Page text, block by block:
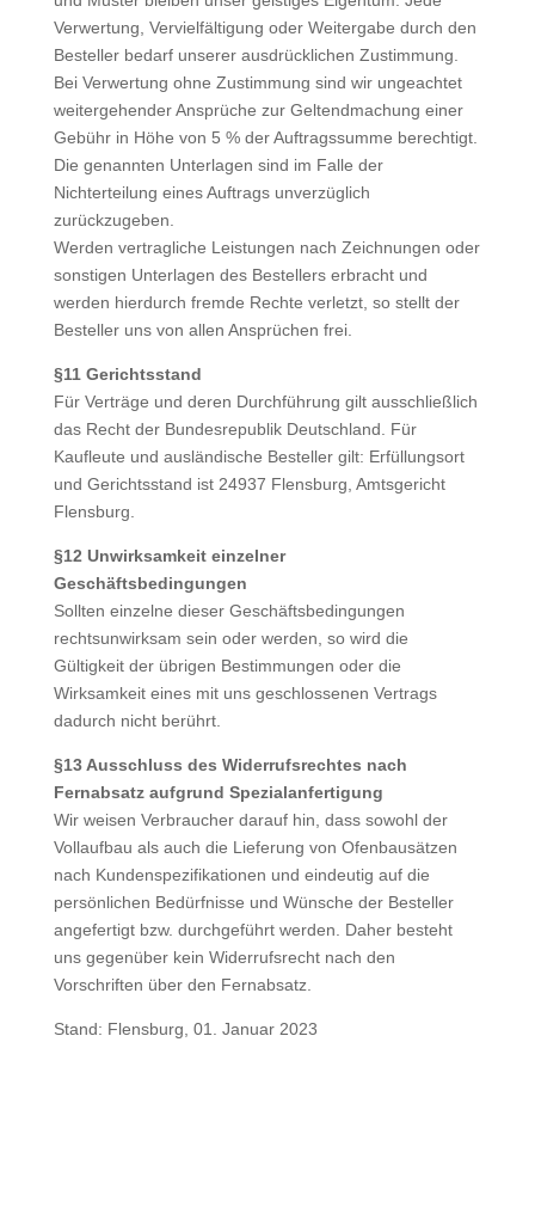
Verwertung, Vervielfältigung oder Weitergabe durch den
Besteller bedarf unserer ausdrücklichen Zustimmung.
Bei Verwertung ohne Zustimmung sind wir ungeachtet
weitergehender Ansprüche zur Geltendmachung einer
Gebühr in Höhe von 5 % der Auftragssumme berechtigt.
Die genannten Unterlagen sind im Falle der
Nichterteilung eines Auftrags unverzüglich
zurückzugeben.
Werden vertragliche Leistungen nach Zeichnungen oder
sonstigen Unterlagen des Bestellers erbracht und
werden hierdurch fremde Rechte verletzt, so stellt der
Besteller uns von allen Ansprüchen frei.
§11 Gerichtsstand
Für Verträge und deren Durchführung gilt ausschließlich
das Recht der Bundesrepublik Deutschland. Für
Kaufleute und ausländische Besteller gilt: Erfüllungsort
und Gerichtsstand ist 24937 Flensburg, Amtsgericht
Flensburg.
§12 Unwirksamkeit einzelner
Geschäftsbedingungen
Sollten einzelne dieser Geschäftsbedingungen
rechtsunwirksam sein oder werden, so wird die
Gültigkeit der übrigen Bestimmungen oder die
Wirksamkeit eines mit uns geschlossenen Vertrags
dadurch nicht berührt.
§13 Ausschluss des Widerrufsrechtes nach
Fernabsatz aufgrund Spezialanfertigung
Wir weisen Verbraucher darauf hin, dass sowohl der
Vollaufbau als auch die Lieferung von Ofenbausätzen
nach Kundenspezifikationen und eindeutig auf die
persönlichen Bedürfnisse und Wünsche der Besteller
angefertigt bzw. durchgeführt werden. Daher besteht
uns gegenüber kein Widerrufsrecht nach den
Vorschriften über den Fernabsatz.
Stand: Flensburg, 01. Januar 2023